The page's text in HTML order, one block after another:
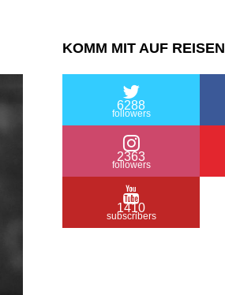
KOMM MIT AUF REISEN
6288
followers
2363
followers
1410
subscribers